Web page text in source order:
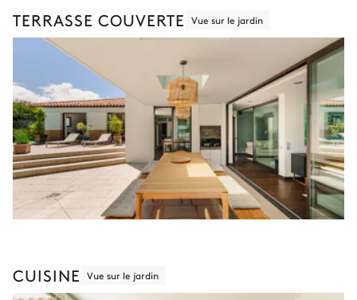
TERRASSE COUVERTE Vue sur le jardin
CUISINE Vue sur le jardin